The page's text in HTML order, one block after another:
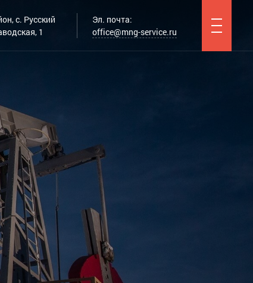
с. Русский
1
Эл. почта:
office@mng-service.ru